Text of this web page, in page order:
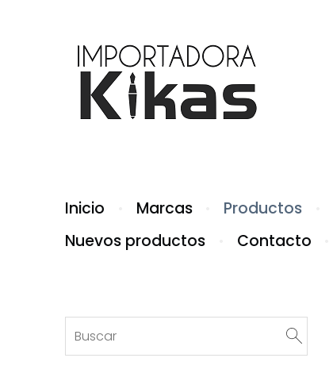
Inicio Marcas Productos
Nuevos productos
Contacto